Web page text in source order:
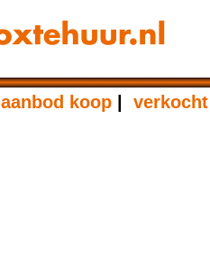
aanbod koop